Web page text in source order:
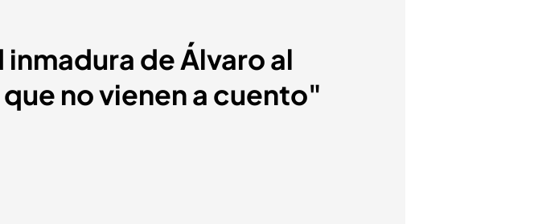
de Álvaro al
no vienen a cuento"